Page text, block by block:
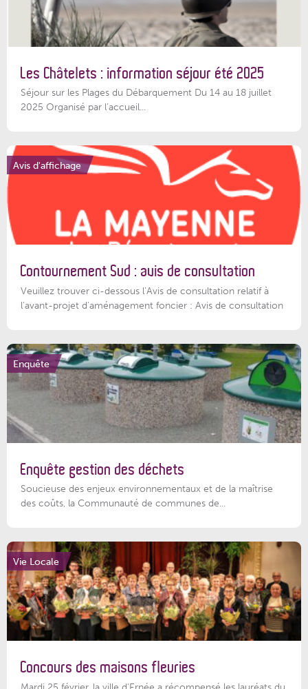
Les Châtelets : information séjour été 2025
Séjour sur les Plages du Débarquement Du 14 au 18 juillet
2025 Organisé par l’accueil...
Avis d'affichage
Contournement Sud : avis de consultation
Veuillez trouver ci-dessous l’Avis de consultation relatif à
l'avant-projet d'aménagement foncier : Avis de consultation
Enquête
Enquête gestion des déchets
Soucieuse des enjeux environnementaux et de la maîtrise
des coûts, la Communauté de communes de...
Vie Locale
Concours des maisons fleuries